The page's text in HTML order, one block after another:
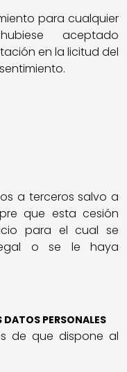
para cualquier
aceptado
en la licitud del
a terceros salvo a
que esta cesión
para el cual se
o se le haya
DATOS PERSONALES
de que dispone al